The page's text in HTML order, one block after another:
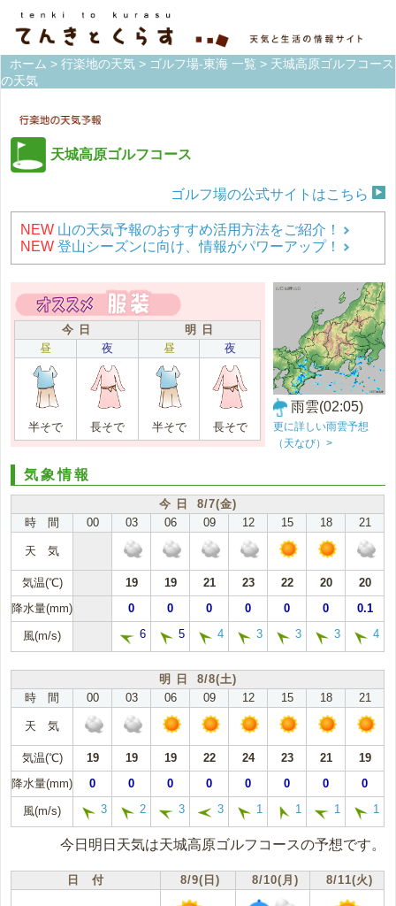
ホーム > 行楽地の天気 > ゴルフ場-東海 一覧 > 天城高原ゴルフコース
の天気
天城高原ゴルフコース
ゴルフ場の公式サイトはこちら
NEW 山の天気予報のおすすめ活用方法をご紹介！
NEW 登山シーズンに向け、情報がパワーアップ！
今 日
明 日
昼
夜 昼 夜
半そで 長そで 半そで 長そで
雨雲(02:05)
更に詳しい雨雲予想
（天なび）>
気象情報
今 日 8/7(金)
時 間
00 03 06 09 12 15 18 21
天 気
気温(℃) 19 19 21 23 22 20
20
降水量(mm)
0 0 0 0 0 0 0.1
風(m/s) 6 5 4 3 3 3 4
明 日 8/8(土)
時 間
00 03 06 09 12 15 18 21
天 気
気温(℃) 19 19 19 22 24 23 21
19
降水量(mm)
0 0 0 0 0 0 0 0
風(m/s) 3 2 3 3 1 1 1 1
今日明日天気は天城高原ゴルフコースの予想です。
日 付 8/9(日) 8/10(月) 8/11(火)